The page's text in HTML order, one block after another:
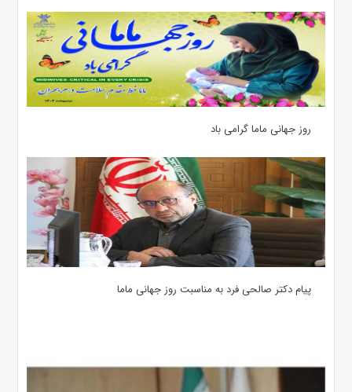
روز جهانی ماما گرامی باد
پیام دکتر صالحی فرد به مناسبت روز جهانی ماما